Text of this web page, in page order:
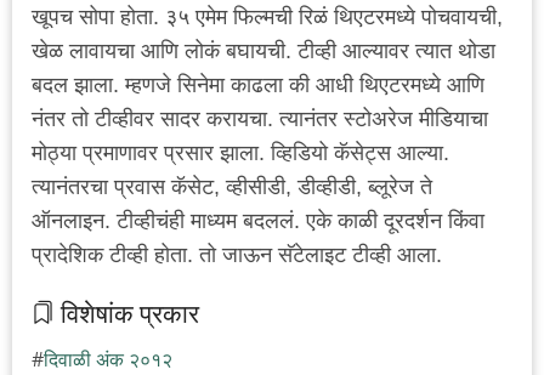
खूपच सोपा होता. ३५ एमेम फिल्मची रिळं थिएटरमध्ये पोचवायची,
खेळ लावायचा आणि लोकं बघायची. टीव्ही आल्यावर त्यात थोडा
बदल झाला. म्हणजे सिनेमा काढला की आधी थिएटरमध्ये आणि
नंतर तो टीव्हीवर सादर करायचा. त्यानंतर स्टोअरेज मीडियाचा
मोठ्या प्रमाणावर प्रसार झाला. व्हिडियो कॅसेट्स आल्या.
त्यानंतरचा प्रवास कॅसेट, व्हीसीडी, डीव्हीडी, ब्लूरेज ते
ऑनलाइन. टीव्हीचंही माध्यम बदललं. एके काळी दूरदर्शन किंवा
प्रादेशिक टीव्ही होता. तो जाऊन सॅटेलाइट टीव्ही आला.
विशेषांक प्रकार
दिवाळी अंक २०१२